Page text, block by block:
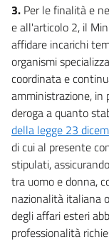
3. Per le finalità e
e all'articolo 2, il
affidare incarichi
organismi
coordinata e
amministrazione, in
deroga a quanto
della legge 23
di cui al presente
stipulati,
tra uomo e donna,
nazionalità italiana
degli affari esteri
professionalità